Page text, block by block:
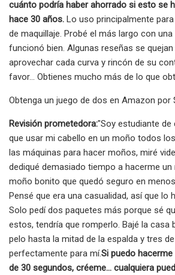
cuánto podría haber ahorrado si esto se
hace 30 años. Lo uso principalmente
de maquillaje. Probé el más largo con
funcionó bien. Algunas reseñas se
aprovechar cada curva y rincón de su
favor... Obtienes mucho más de lo que
Obtenga un juego de dos en Amazon por
Revisión prometedora:"Soy estudiante
que usar mi cabello en un moño todos
las máquinas para hacer moños, miré
dediqué demasiado tiempo a hacerme un
moño bonito que quedó seguro en
Pensé que era una casualidad, así que lo
Solo pedí dos paquetes más porque sé
estos, tendría que romperlo. Bajé la casa
pelo hasta la mitad de la espalda y tres
perfectamente para mí.Si puedo
de 30 segundos, créeme... cualquiera